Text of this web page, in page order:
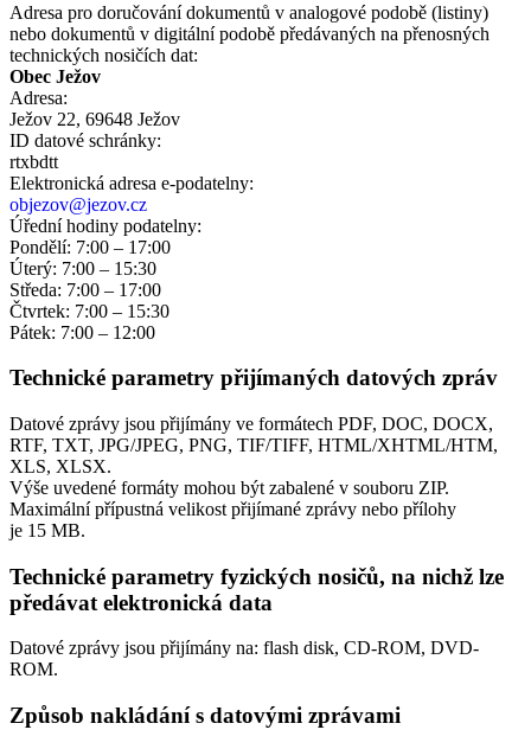
Adresa pro doručování dokumentů v analogové podobě (listiny)
nebo dokumentů v digitální podobě předávaných na přenosných
technických nosičích dat:
Obec Ježov
Adresa:
Ježov 22, 69648 Ježov
ID datové schránky:
rtxbdtt
Elektronická adresa e‑podatelny:
objezov@jezov.cz
Úřední hodiny podatelny:
Pondělí: 7:00 – 17:00
Úterý: 7:00 – 15:30
Středa: 7:00 – 17:00
Čtvrtek: 7:00 – 15:30
Pátek: 7:00 – 12:00
Technické parametry přijímaných datových zpráv
Datové zprávy jsou přijímány ve formátech PDF, DOC, DOCX,
RTF, TXT, JPG/JPEG, PNG, TIF/TIFF, HTML/XHTML/HTM,
XLS, XLSX.
Výše uvedené formáty mohou být zabalené v souboru ZIP.
Maximální přípustná velikost přijímané zprávy nebo přílohy
je 15 MB.
Technické parametry fyzických nosičů, na nichž lze
předávat elektronická data
Datové zprávy jsou přijímány na: flash disk, CD-ROM, DVD-
ROM.
Způsob nakládání s datovými zprávami